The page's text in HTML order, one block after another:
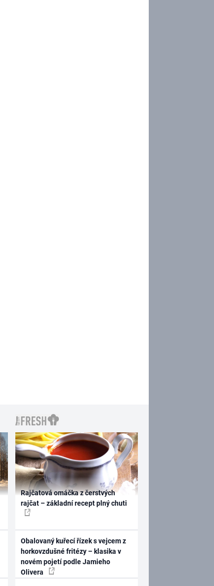
Rajčatová omáčka z čerstvých
rajčat – základní recept plný chuti
Obalovaný kuřecí řízek s vejcem z
horkovzdušné fritézy – klasika v
novém pojetí podle Jamieho
Olivera